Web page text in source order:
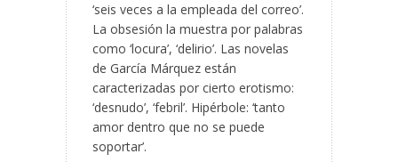
‘seis veces a la empleada del correo’.
La obsesión la muestra por palabras
como ‘locura’, ‘delirio’. Las novelas
de García Márquez están
caracterizadas por cierto erotismo:
‘desnudo’, ‘febril’. Hipérbole: ‘tanto
amor dentro que no se puede
soportar’.